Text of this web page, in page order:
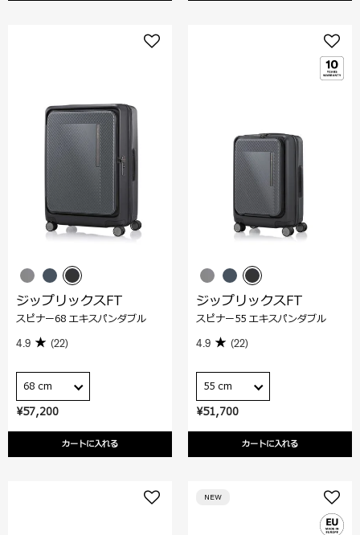
¥57,200
カートに入れる
ジップリックスFT
スピナー68 エキスパンダブル
4.9 (22)
68 cm
¥51,700
カートに入れる
ジップリックスFT
スピナー55 エキスパンダブル
4.9 (22)
55 cm
NEW